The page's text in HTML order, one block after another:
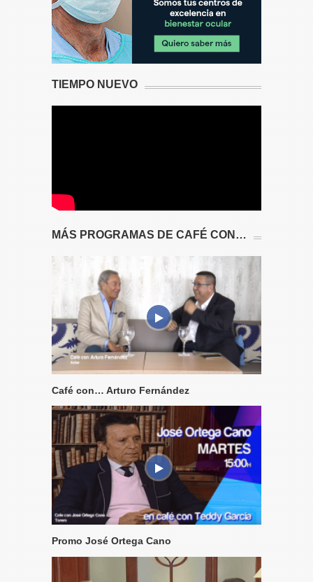
TIEMPO NUEVO
MÁS PROGRAMAS DE CAFÉ CON…
Café con… Arturo Fernández
Promo José Ortega Cano